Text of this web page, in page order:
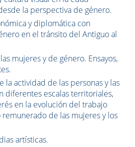
la perspectiva de género.
y diplomática con
en el tránsito del Antiguo al
mujeres y de género. Ensayos,
la actividad de las personas y las
diferentes escalas territoriales,
en la evolución del trabajo
de las mujeres y los
artísticas.